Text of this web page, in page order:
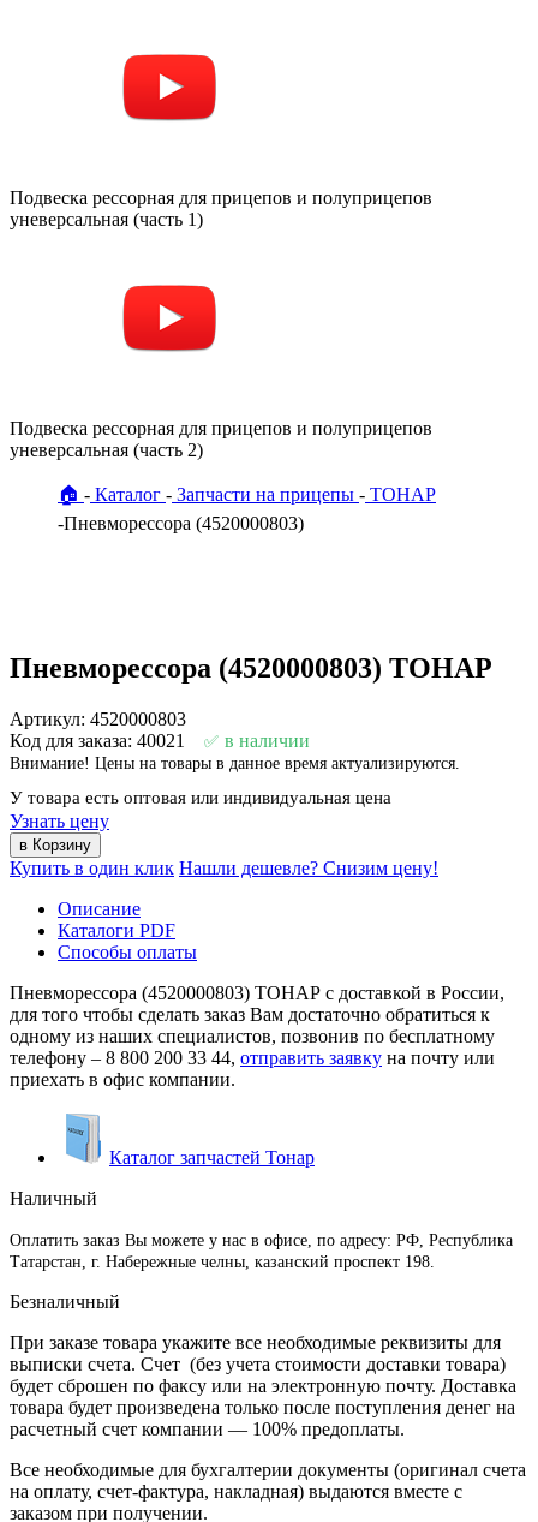
Подвеска рессорная для прицепов и полуприцепов
уневерсальная (часть 1)
Подвеска рессорная для прицепов и полуприцепов
уневерсальная (часть 2)
🏠 Каталог Запчасти на прицепы
ТОНАР
Пневморессора (4520000803)
Пневморессора (4520000803) ТОНАР
Артикул: 4520000803
Код для заказа: 40021
в наличии
Внимание! Цены на товары в данное время актуализируются.
У товара есть оптовая или индивидуальная цена
Узнать цену
Купить в один клик Нашли дешевле? Снизим цену!
Описание
Каталоги PDF
Способы оплаты
Пневморессора (4520000803) ТОНАР с доставкой в России,
для того чтобы сделать заказ Вам достаточно обратиться к
одному из наших специалистов, позвонив по бесплатному
телефону – 8 800 200 33 44, отправить заявку на почту или
приехать в офис компании.
Каталог запчастей Тонар
Наличный
Оплатить заказ Вы можете у нас в офисе, по адресу: РФ, Республика
Татарстан, г. Набережные челны, казанский проспект 198.
Безналичный
При заказе товара укажите все необходимые реквизиты для
выписки счета. Счет (без учета стоимости доставки товара)
будет сброшен по факсу или на электронную почту. Доставка
товара будет произведена только после поступления денег на
расчетный счет компании — 100% предоплаты.
Все необходимые для бухгалтерии документы (оригинал счета
на оплату, счет-фактура, накладная) выдаются вместе с
заказом при получении.